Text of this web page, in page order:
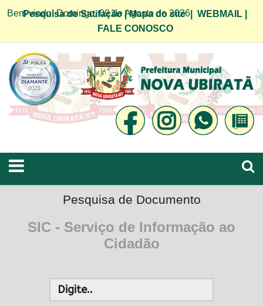
Bem vindo! Domingo, 09 de Agosto de 2026
Pesquisa de Satifação|Mapa do site| WEBMAIL
FALE CONOSCO
Pesquisa de Documento
SIC - Serviço de Informação ao
Cidadão